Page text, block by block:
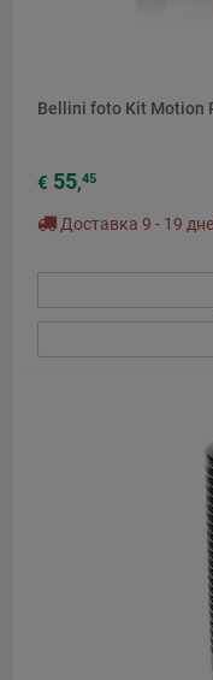
Bellini foto Kit Motion
€ 55,45
Доставка 9 - 19